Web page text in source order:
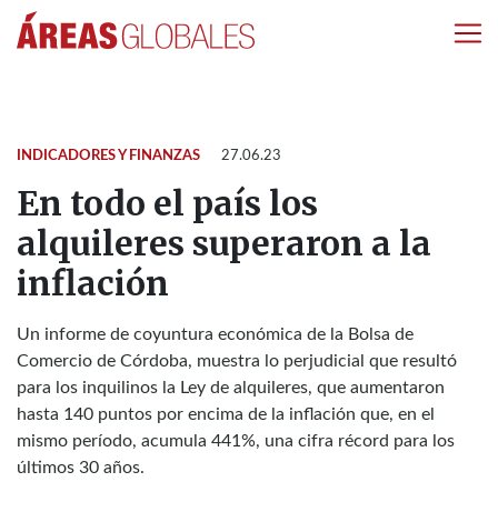
INDICADORES Y FINANZAS 27.06.23
En todo el país los
alquileres superaron a la
inflación
Un informe de coyuntura económica de la Bolsa de
Comercio de Córdoba, muestra lo perjudicial que resultó
para los inquilinos la Ley de alquileres, que aumentaron
hasta 140 puntos por encima de la inflación que, en el
mismo período, acumula 441%, una cifra récord para los
últimos 30 años.